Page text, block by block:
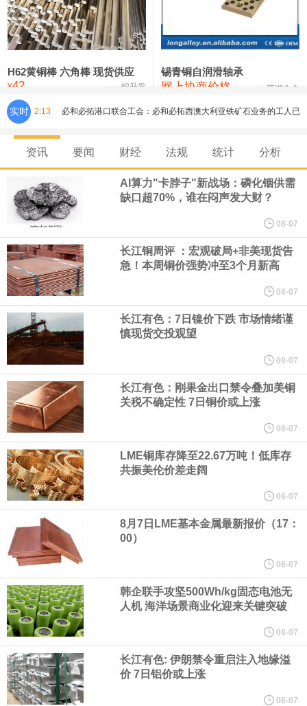
铸造铝合金锭(ZLD104) 24,300—24,500 24,400
压铸锌合金锭 26,500—26,700
氯化镍 38,300—40,300 39,300 0
H62黄铜棒 六角棒 现货供应
¥42 锦升发
锡青铜自润滑轴承
网上协商价格 芜湖合金
实时 2:13 必和必拓港口联合工会：必和必拓西澳大利亚铁矿石业务的工人已
通知，将于8月9日实施24小时停工。
8月7日，宇树科技董事长王兴兴网上路演时表示，报告期内，公司
研发费用金额分别为4,995.18万元、7,001.70万元、14,496.56万
元，最近3年复合增长率达70.36%，呈快速增长趋势，并形成多项
核心技术和知识产权。截至2026年1月31日，公司拥有262项专利权
（含境内发明专利20项）。
纽约期银日内涨4%，现报64.08美元/盎司。
宇树科技董事长、总经理兼首席技术官王兴兴在网上路演时表示，
经过多年研发创新和技术积累，公司逐步形成了包括一体化关节集
成技术、高紧凑度机器人身体集成技术、机器人激光雷达全自研核
心技术等多项已商业化应用的核心技术并已应用于公司的高性能通
用人形机器人、四足机器人等产品。
美国总统特朗普6日否认他对国防部长赫格塞思不满，称对赫格塞思
所做的工作“非常满意”。特朗普在社交媒体上发帖称，一些媒体有关
他与赫格塞思就弹药短缺问题发生冲突的报道是“完全没有根据的谣
言”，他对赫格塞思所做的工作“非常满意”。
纽约期银突破64美元/盎司，日内涨3.91%。
资讯 要闻 财经 法规 统计 分析
AI算力"卡脖子"新战场：磷化铟供需
缺口超70%，谁在闷声发大财？
08-07
长江铜周评 ：宏观破局+非美现货告
急！本周铜价强势冲至3个月新高
08-07
长江有色：7日镍价下跌 市场情绪谨
慎现货交投观望
08-07
长江有色：刚果金出口禁令叠加美铜
关税不确定性 7日铜价或上涨
08-07
LME铜库存降至22.67万吨！低库存
共振美伦价差走阔
08-07
8月7日LME基本金属最新报价（17：
00）
08-07
韩企联手攻坚500Wh/kg固态电池无
人机 海洋场景商业化迎来关键突破
08-07
长江有色: 伊朗禁令重启注入地缘溢
价 7日铝价或上涨
08-07